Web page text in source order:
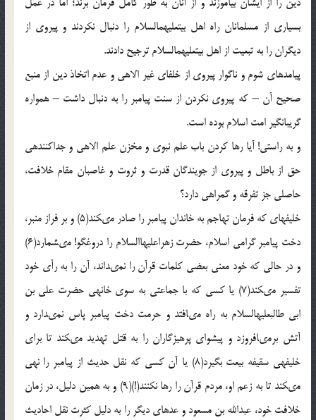
بسیارى از مسلمانان راه اهل بیت‏علیهم‏السلام را دنبال نکردند و پیروى از
دیگران را به تبعیت از اهل بیت‏علیهم‏السلام ترجیح دادند.
پیامدهاى شوم و ناگوار پیروى از خلفاى غیر الاهى و عدم اتخاذ دین از منبع
صحیح آن – که پیروى نکردن از سنت پیامبر را به دنبال داشت – همواره
گریبان‏گیر امت اسلام بوده است.
و به راستى! آیا رها کردن باب علم نبوى و مخزن علم الاهى و جداکننده‏ى
حق از باطل و پیروى از جویندگان قدرت و ثروت و غاصبان مقام خلافت،
حاصلى جز تفرقه و گمراهى دارد؟
خلیفه‏اى که فرمان تهاجم به خاندان پیامبر را صادر مى‏کند(5) و بر فراز منبر،
دخت پیامبر گرامى اسلام، حضرت زهراعلیهاالسلام را دروغ‏گو! مى‏شمارد(6)
و در حالى که خود معنى بعضى کلمات قرآن را نمى‏داند، آن را به رأى خود
تفسیر مى‏کند(7) یا کسى که با جماعتى به سوى خانه‏ى حضرت على بن
ابى طالب‏علیه‏السلام به راه مى‏افتد و حرمت دخت پیامبر پاس نمى‏دارد و
آتش برمى‏افروزد و پیشواى پرهیزگاران را به قتل تهدید مى‏کند تا براى
خلیفه‏ى سقیفه بیعت بگیرد(8) یا آن کسى که نقل حدیث از پیامبر را نهى
مى‏کند تا به زعم او، مردم قرآن را رها نکنند(!)(9) و به همین دلیل، در زمان
خلافت خود، عبدالله بن مسعود و عده‏اى دیگر را به دلیل کثرت نقل احادیث